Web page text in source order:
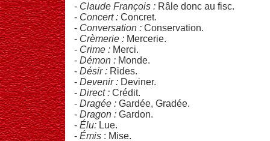
- Claude François : Râle donc au fisc.
- Concert : Concret.
- Conversation : Conservation.
- Crèmerie : Mercerie.
- Crime : Merci.
- Démon : Monde.
- Désir : Rides.
- Devenir : Deviner.
- Direct : Crédit.
- Dragée : Gardée, Gradée.
- Dragon : Gardon.
- Élu: Lue.
- Émis : Mise.